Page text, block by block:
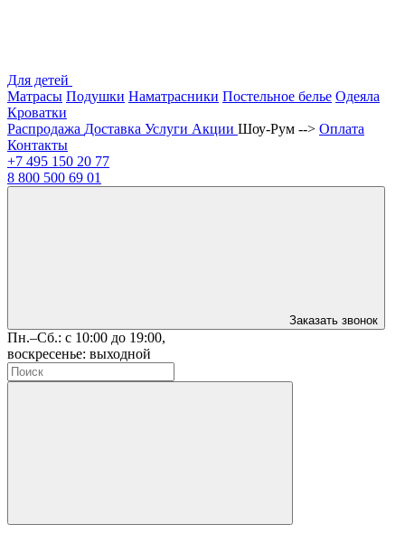
Для детей
Матрасы Подушки Наматрасники Постельное белье Одеяла
Кроватки
Распродажа Доставка Услуги Акции Шоу-Рум --> Оплата
Контакты
+7 495 150 20 77
8 800 500 69 01
Заказать звонок
Пн.–Сб.: с 10:00 до 19:00,
воскресенье: выходной